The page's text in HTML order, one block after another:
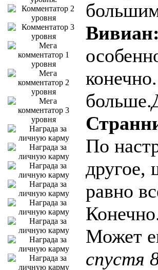
Вивиан:
больше.
По
другое,
равно
Может
спустя